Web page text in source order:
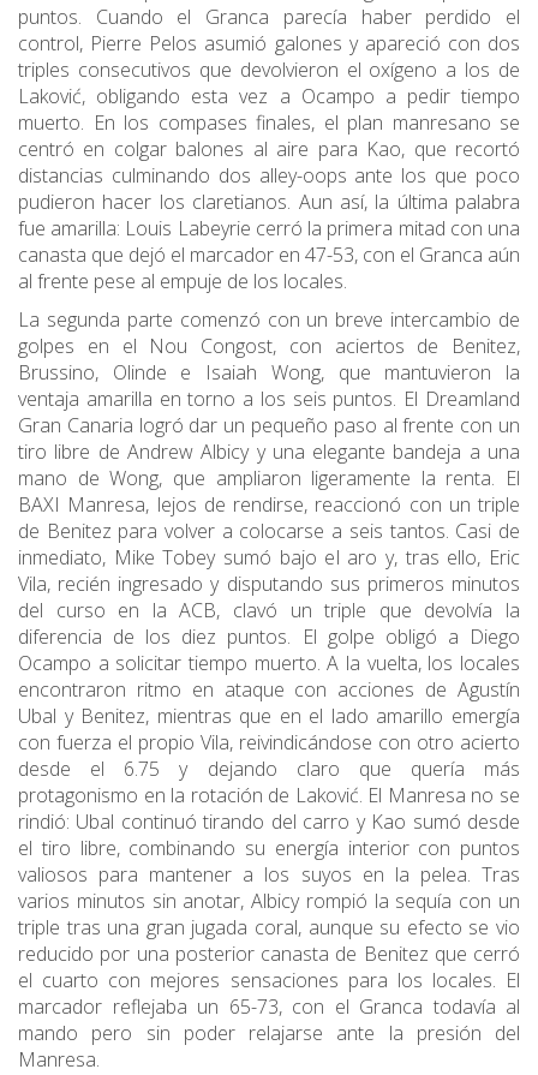
puntos. Cuando el Granca parecía haber perdido el
control, Pierre Pelos asumió galones y apareció con dos
triples consecutivos que devolvieron el oxígeno a los de
Laković, obligando esta vez a Ocampo a pedir tiempo
muerto. En los compases finales, el plan manresano se
centró en colgar balones al aire para Kao, que recortó
distancias culminando dos alley-oops ante los que poco
pudieron hacer los claretianos. Aun así, la última palabra
fue amarilla: Louis Labeyrie cerró la primera mitad con una
canasta que dejó el marcador en 47-53, con el Granca aún
al frente pese al empuje de los locales.
La segunda parte comenzó con un breve intercambio de
golpes en el Nou Congost, con aciertos de Benitez,
Brussino, Olinde e Isaiah Wong, que mantuvieron la
ventaja amarilla en torno a los seis puntos. El Dreamland
Gran Canaria logró dar un pequeño paso al frente con un
tiro libre de Andrew Albicy y una elegante bandeja a una
mano de Wong, que ampliaron ligeramente la renta. El
BAXI Manresa, lejos de rendirse, reaccionó con un triple
de Benitez para volver a colocarse a seis tantos. Casi de
inmediato, Mike Tobey sumó bajo el aro y, tras ello, Eric
Vila, recién ingresado y disputando sus primeros minutos
del curso en la ACB, clavó un triple que devolvía la
diferencia de los diez puntos. El golpe obligó a Diego
Ocampo a solicitar tiempo muerto. A la vuelta, los locales
encontraron ritmo en ataque con acciones de Agustín
Ubal y Benitez, mientras que en el lado amarillo emergía
con fuerza el propio Vila, reivindicándose con otro acierto
desde el 6.75 y dejando claro que quería más
protagonismo en la rotación de Laković. El Manresa no se
rindió: Ubal continuó tirando del carro y Kao sumó desde
el tiro libre, combinando su energía interior con puntos
valiosos para mantener a los suyos en la pelea. Tras
varios minutos sin anotar, Albicy rompió la sequía con un
triple tras una gran jugada coral, aunque su efecto se vio
reducido por una posterior canasta de Benitez que cerró
el cuarto con mejores sensaciones para los locales. El
marcador reflejaba un 65-73, con el Granca todavía al
mando pero sin poder relajarse ante la presión del
Manresa.